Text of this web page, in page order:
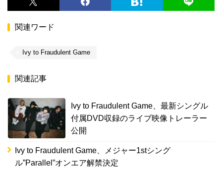
関連ワード
Ivy to Fraudulent Game
関連記事
Ivy to Fraudulent Game、最新シングル
付属DVD収録のライブ映像トレーラー
公開
Ivy to Fraudulent Game、メジャー1stシング
ル”Parallel”オンエア解禁決定